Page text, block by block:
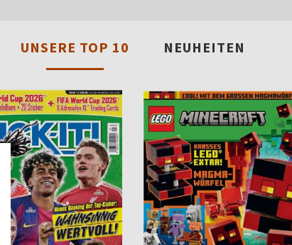
UNSERE TOP 10 NEUHEITEN